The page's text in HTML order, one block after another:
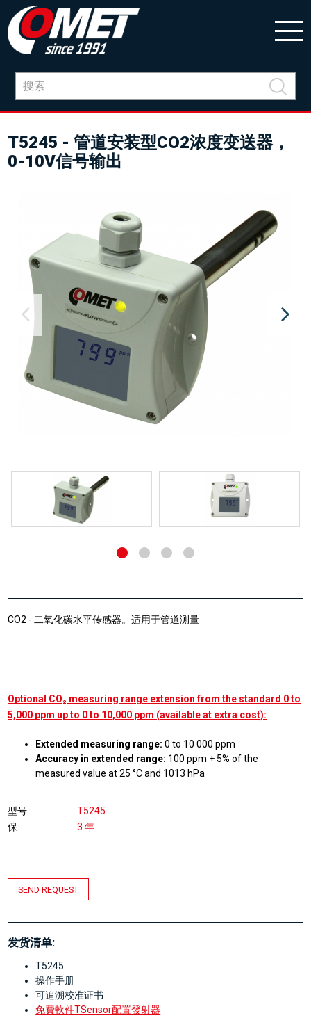
T5245 - 管道安装型CO2浓度变送器，
0-10V信号输出
CO2 - 二氧化碳水平传感器。适用于管道测量
Optional CO₂ measuring range extension from the standard 0 to
5,000 ppm up to 0 to 10,000 ppm (available at extra cost):
Extended measuring range: 0 to 10 000 ppm
Accuracy in extended range: 100 ppm + 5% of the
measured value at 25 °C and 1013 hPa
型号
T5245
保
3 年
SEND REQUEST
发货清单:
T5245
操作手册
可追溯校准证书
免費軟件TSensor配置發射器